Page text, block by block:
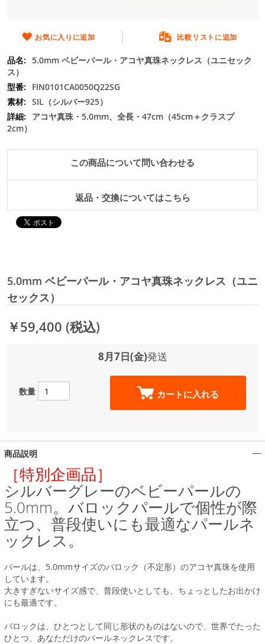
る
お気に入りに追加 比較リストに追加
5.0mm ベビーパール・アコヤ真珠ネックレス（ユニセック
ス）
FIN0101CA0050Q22SG
SIL（シルバー925）
アコヤ真珠・5.0mm、全長・47cm（45cm＋クラスプ
2cm）
この商品について問い合わせる
返品・交換についてはこちら
5.0mm ベビーパール・アコヤ真珠ネックレス（ユニ
セックス）
￥59,400 (税込)
8月7日(金)発送
数量 カートに入れる
商品説明
［特別企画品］
シルバーグレーのベビーパールの
5.0mm。バロックパールで個性が際
立つ、普段使いにも最適なパールネ
ックレス。
パールは、5.0mmサイズのバロック（不定形）のアコヤ真珠を使用
しています。
大きすぎないサイズ感で、普段使いとしても、ちょっとしたお出かけ
にも最適です。
バロックは、ひとつとして同じ形状のものはないので、世界でたった
ひとつ、あなただけのパールネックレスです。